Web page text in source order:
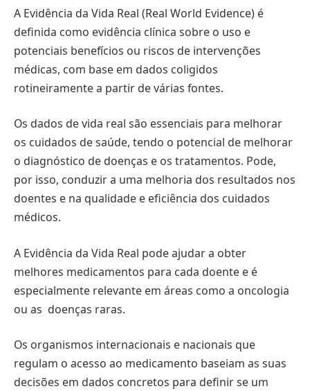
A Evidência da Vida Real (Real World Evidence) é
definida como evidência clínica sobre o uso e
potenciais benefícios ou riscos de intervenções
médicas, com base em dados coligidos
rotineiramente a partir de várias fontes.
Os dados de vida real são essenciais para melhorar
os cuidados de saúde, tendo o potencial de melhorar
o diagnóstico de doenças e os tratamentos. Pode,
por isso, conduzir a uma melhoria dos resultados nos
doentes e na qualidade e eficiência dos cuidados
médicos.
A Evidência da Vida Real pode ajudar a obter
melhores medicamentos para cada doente e é
especialmente relevante em áreas como a oncologia
ou as doenças raras.
Os organismos internacionais e nacionais que
regulam o acesso ao medicamento baseiam as suas
decisões em dados concretos para definir se um